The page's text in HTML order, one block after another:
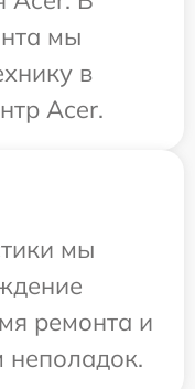
мы
в
Acer.
мы
ремонта и
неполадок.